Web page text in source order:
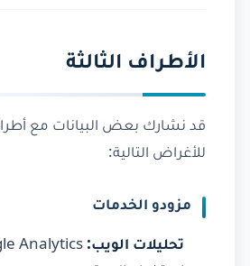
الأطراف الثالثة
قد نشارك بعض البيانات مع
للأغراض التالية:
مزودو الخدمات
تحليلات الويب: